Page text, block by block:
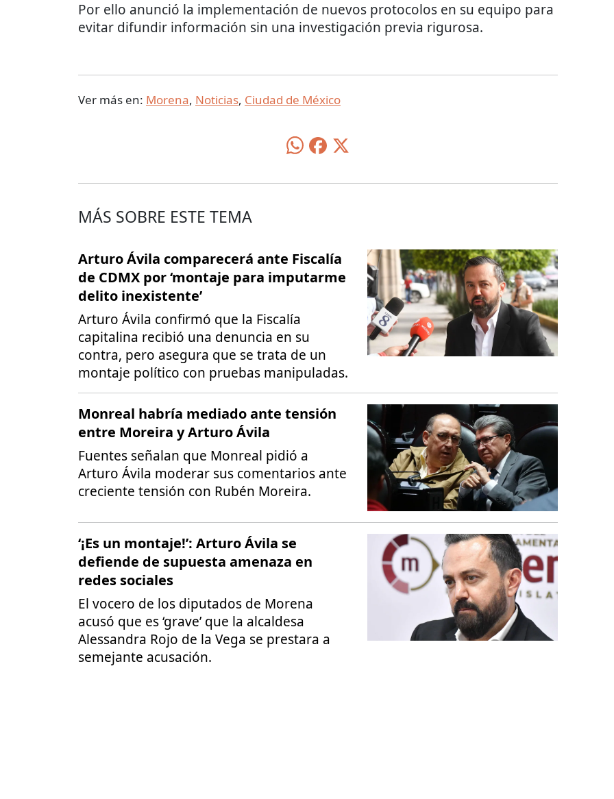
Por ello anunció la implementación de nuevos protocolos en su equipo para
evitar difundir información sin una investigación previa rigurosa.
Ver más en: Morena, Noticias, Ciudad de México
MÁS SOBRE ESTE TEMA
Arturo Ávila comparecerá ante Fiscalía
de CDMX por ‘montaje para imputarme
delito inexistente’
Arturo Ávila confirmó que la Fiscalía
capitalina recibió una denuncia en su
contra, pero asegura que se trata de un
montaje político con pruebas manipuladas.
Monreal habría mediado ante tensión
entre Moreira y Arturo Ávila
Fuentes señalan que Monreal pidió a
Arturo Ávila moderar sus comentarios ante
creciente tensión con Rubén Moreira.
‘¡Es un montaje!’: Arturo Ávila se
defiende de supuesta amenaza en
redes sociales
El vocero de los diputados de Morena
acusó que es ‘grave’ que la alcaldesa
Alessandra Rojo de la Vega se prestara a
semejante acusación.